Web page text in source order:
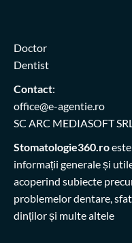
Doctor
Dentist
Contact:
office@e-agentie.ro
SC ARC MEDIASOFT
Stomatologie360.ro
informații generale și
acoperind subiecte
problemelor dentare,
dinților și multe altele